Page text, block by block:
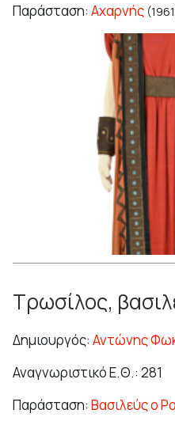
Παράσταση: Αχαρνής
Τρωσίλος,
Δημιουργός: Αντώνης
Αναγνωριστικό Ε.Θ.: 281
Παράσταση: Βασιλεύς ο